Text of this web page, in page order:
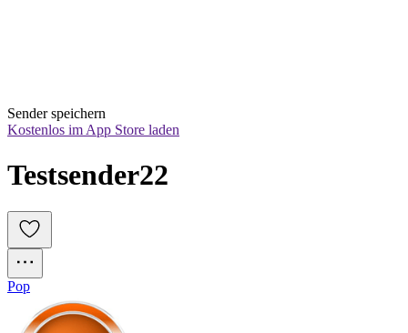
Sender speichern
Kostenlos im App Store laden
Testsender22
Pop